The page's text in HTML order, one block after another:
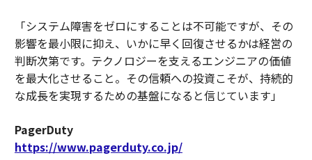
「システム障害をゼロにすることは不可能ですが、その
影響を最小限に抑え、いかに早く回復させるかは経営の
判断次第です。テクノロジーを支えるエンジニアの価値
を最大化させること。その信頼への投資こそが、持続的
な成長を実現するための基盤になると信じています」
PagerDuty
https://www.pagerduty.co.jp/